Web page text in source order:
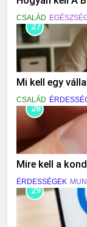
CSALÁD
27
Mi kell egy
CSALÁD
28
Mire kell a
ÉRDESSÉGEK
29